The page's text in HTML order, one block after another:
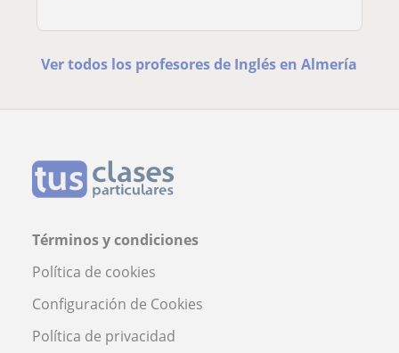
Ver todos los profesores de Inglés en Almería
Términos y condiciones
Política de cookies
Configuración de Cookies
Política de privacidad